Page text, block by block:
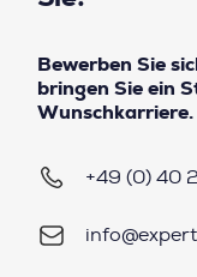
Bewerben Sie
bringen Sie ein
Wunschkarriere.
+49 (0) 40